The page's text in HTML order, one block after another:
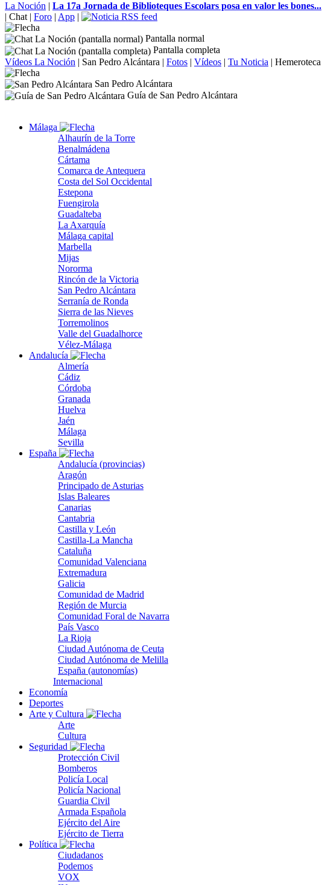
La Noción | La 17a Jornada de Biblioteques Escolars posa en valor les bones...
| Chat | Foro | App |
Pantalla normal
Pantalla completa
Vídeos La Noción | San Pedro Alcántara | Fotos | Vídeos | Tu Noticia | Hemeroteca
San Pedro Alcántara
Guía de San Pedro Alcántara
Málaga
Alhaurín de la Torre
Benalmádena
Cártama
Comarca de Antequera
Costa del Sol Occidental
Estepona
Fuengirola
Guadalteba
La Axarquía
Málaga capital
Marbella
Mijas
Nororma
Rincón de la Victoria
San Pedro Alcántara
Serranía de Ronda
Sierra de las Nieves
Torremolinos
Valle del Guadalhorce
Vélez-Málaga
Andalucía
Almería
Cádiz
Córdoba
Granada
Huelva
Jaén
Málaga
Sevilla
España
Andalucía (provincias)
Aragón
Principado de Asturias
Islas Baleares
Canarias
Cantabria
Castilla y León
Castilla-La Mancha
Cataluña
Comunidad Valenciana
Extremadura
Galicia
Comunidad de Madrid
Región de Murcia
Comunidad Foral de Navarra
País Vasco
La Rioja
Ciudad Autónoma de Ceuta
Ciudad Autónoma de Melilla
España (autonomías)
Internacional
Economía
Deportes
Arte y Cultura
Arte
Cultura
Seguridad
Protección Civil
Bomberos
Policía Local
Policía Nacional
Guardia Civil
Armada Española
Ejército del Aire
Ejército de Tierra
Política
Ciudadanos
Podemos
VOX